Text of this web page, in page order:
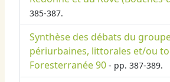
385-387.
Synthèse des débats du
périurbaines, littorales et/ou
Foresterranée 90 - pp. 387-389.